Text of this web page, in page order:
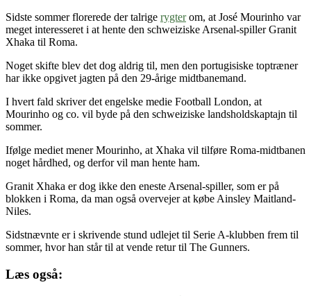
Sidste sommer florerede der talrige rygterom, at José Mourinho var
meget interesseret i at hente den schweiziske Arsenal-spiller Granit
Xhaka til Roma.
Noget skifte blev det dog aldrig til, men den portugisiske toptræner
har ikke opgivet jagten på den 29-årige midtbanemand.
I hvert fald skriver det engelske medie Football London, at
Mourinho og co. vil byde på den schweiziske landsholdskaptajn til
sommer.
Ifølge mediet mener Mourinho, at Xhaka vil tilføre Roma-midtbanen
noget hårdhed, og derfor vil man hente ham.
Granit Xhaka er dog ikke den eneste Arsenal-spiller, som er på
blokken i Roma, da man også overvejer at købe Ainsley Maitland-
Niles.
Sidstnævnte er i skrivende stund udlejet til Serie A-klubben frem til
sommer, hvor han står til at vende retur til The Gunners.
Læs også: